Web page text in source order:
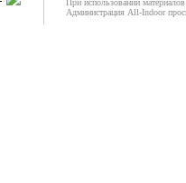
При использовании
Администрация All-Indoor